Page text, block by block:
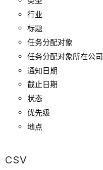
行业
标题
任务分配对象
任务分配对象所在公司
通知日期
截止日期
状态
优先级
地点
CSV